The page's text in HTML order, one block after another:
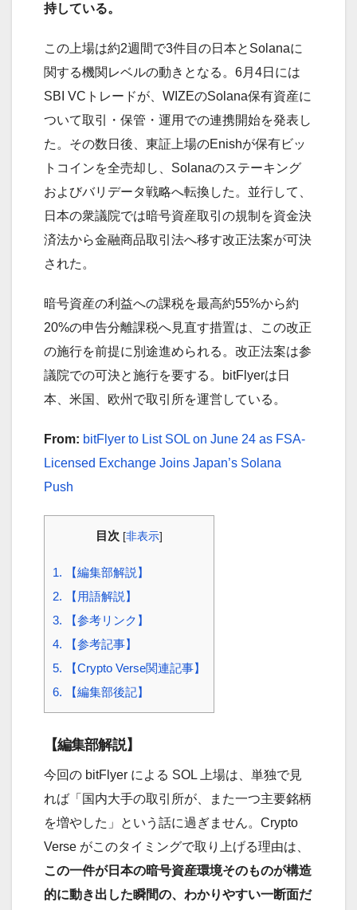
持している。
この上場は約2週間で3件目の日本とSolanaに
関する機関レベルの動きとなる。6月4日には
SBI VCトレードが、WIZEのSolana保有資産に
ついて取引・保管・運用での連携開始を発表し
た。その数日後、東証上場のEnishが保有ビッ
トコインを全売却し、Solanaのステーキング
およびバリデータ戦略へ転換した。並行して、
日本の衆議院では暗号資産取引の規制を資金決
済法から金融商品取引法へ移す改正法案が可決
された。
暗号資産の利益への課税を最高約55%から約
20%の申告分離課税へ見直す措置は、この改正
の施行を前提に別途進められる。改正法案は参
議院での可決と施行を要する。bitFlyerは日
本、米国、欧州で取引所を運営している。
From: bitFlyer to List SOL on June 24 as FSA-
Licensed Exchange Joins Japan’s Solana
Push
目次 [非表示]
1. 【編集部解説】
2. 【用語解説】
3. 【参考リンク】
4. 【参考記事】
5. 【Crypto Verse関連記事】
6. 【編集部後記】
【編集部解説】
今回の bitFlyer による SOL 上場は、単独で見
れば「国内大手の取引所が、また一つ主要銘柄
を増やした」という話に過ぎません。Crypto
Verse がこのタイミングで取り上げる理由は、
この一件が日本の暗号資産環境そのものが構造
的に動き出した瞬間の、わかりやすい一断面だ